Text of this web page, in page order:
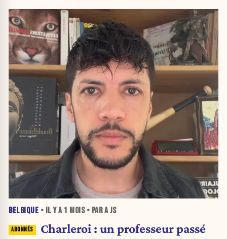
BELGIQUE • IL Y A 1 MOIS• PAR A JS
Charleroi : un professeur passé